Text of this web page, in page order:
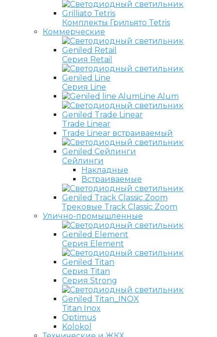
Комплекты Грильято Tetris
Коммерческие
Серия Retail
Серия Line
Line Alum
Trade Linear
Trade Linear встраиваемый
Сейлинги
Накладные
Встраиваемые
Трековые Track Classic Zoom
Улично-промышленные
Серия Element
Серия Titan
Серия Strong
Titan Inox
Optimus
Kolokol